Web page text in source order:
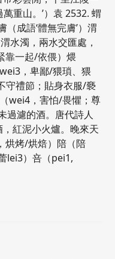
重山。’）袁 2532. 蝟
成語‘體無完膚’）渭
水濁，兩水交匯處，
靠一起/依偎）煨
，卑鄙/猥瑣、猥
守禮節；貼身衣服/褻
wei4，害怕/畏懼；尊
過濾的酒。唐代詩人
，紅泥小火爐。晚來天
烘烤/烘焙）陪（陪
lei3）咅（pei1,